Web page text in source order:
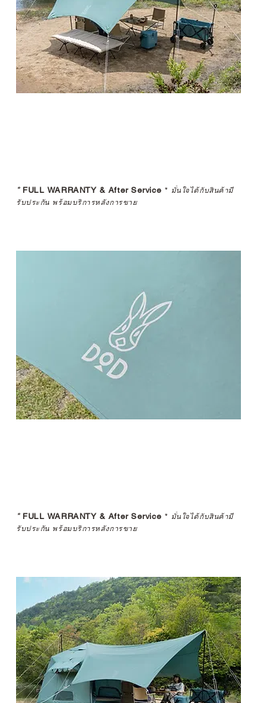
*FULL WARRANTY & After Service * มั่นใจได้กับสินค้ามี
รับประกัน พร้อมบริการหลังการขาย
*FULL WARRANTY & After Service * มั่นใจได้กับสินค้ามี
รับประกัน พร้อมบริการหลังการขาย